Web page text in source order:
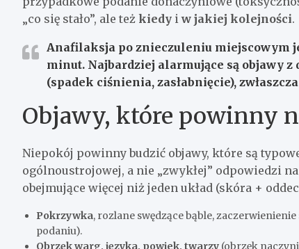
„co się stało”, ale też kiedy iw jakiej kolejności.
Anafilaksja po znieczuleniu miejscowym
minut. Najbardziej alarmujące są objawy
(spadek ciśnienia, zasłabnięcie),
Objawy, które powinny
Niepokój powinny budzić objawy, które są
ogólnoustrojowej, a nie „zwykłej” odpowiedzi
obejmujące więcej niż jeden układ (skóra +
Pokrzywka, rozlane swędzące bąble,
podaniu).